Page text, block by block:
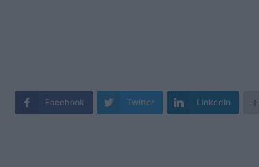
Facebook Twitter LinkedIn